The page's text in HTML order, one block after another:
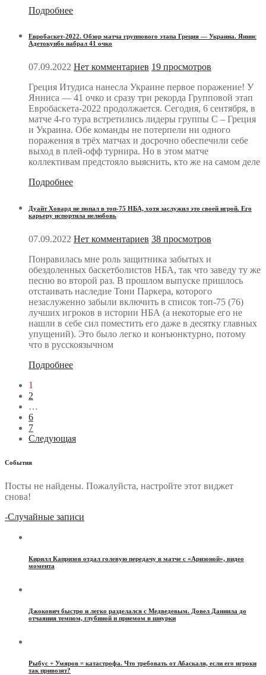
Подробнее
Евробаскет-2022. Обзор матча группового этапа Греция — Украина. Яннис
Адетокунбо набрал 41 очко
07.09.2022 Нет комментариев 19 просмотров
Греция Итудиса нанесла Украине первое поражение! У
Янниса — 41 очко и сразу три рекорда Групповой этап
Евробаскета-2022 продолжается. Сегодня, 6 сентября, в
матче 4-го тура встретились лидеры группы C – Греция
и Украина. Обе команды не потерпели ни одного
поражения в трёх матчах и досрочно обеспечили себе
выход в плей-офф турнира. Но в этом матче
коллективам предстояло выяснить, кто же на самом деле
Подробнее
Дуайт Ховард не попал в топ-75 НБА, хотя заслужил это своей игрой. Его
карьеру испортила нелюбовь
07.09.2022 Нет комментариев 38 просмотров
Понравилась мне роль защитника забытых и
обездоленных баскетболистов НБА, так что заведу ту же
песню во второй раз. В прошлом выпуске пришлось
отстаивать наследие Тони Паркера, которого
незаслуженно забыли включить в список топ-75 (76)
лучших игроков в истории НБА (а некоторые его не
нашли в себе сил поместить его даже в десятку главных
упущений). Это было легко и конъюнктурно, потому
что в русскоязычном
Подробнее
1
2
…
6
7
Следующая
События
Посты не найдены. Пожалуйста, настройте этот виджет
снова!
-Случайные записи
Кирилл Капризов отдал голевую передачу в матче с «Аризоной», видео
момента
Джокович быстро и легко разделался с Медведевым. Довел Даниила до
отчаяния темпом, глубиной и приемом в шнурки
Рыбус + Умяров = катастрофа. Что требовать от Абаскаля, если его игроки
так привозят?